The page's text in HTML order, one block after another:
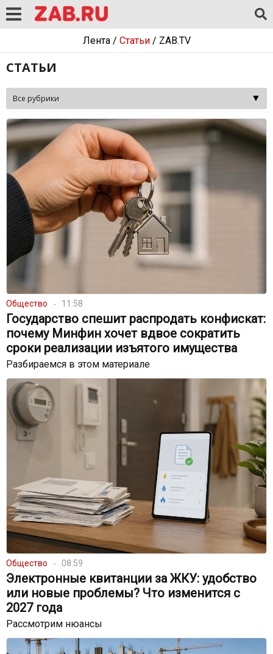
Лента/ Статьи/ ZAB.TV
СТАТЬИ
Общество 11:58
Государство спешит распродать конфискат:
почему Минфин хочет вдвое сократить
сроки реализации изъятого имущества
Разбираемся в этом материале
Общество 08:59
Электронные квитанции за ЖКУ: удобство
или новые проблемы? Что изменится с
2027 года
Рассмотрим нюансы